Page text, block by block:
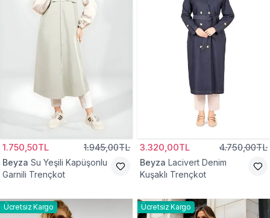
1.750,50TL 1.945,00TL
Beyza Su Yeşili Kapüşonlu
Garnili Trençkot
3.320,00TL 4.750,00TL
Beyza Lacivert Denim
Kuşaklı Trençkot
Ücretsiz Kargo Ücretsiz Kargo